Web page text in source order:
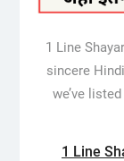
1 Line
sincere
we’ve
1 Line